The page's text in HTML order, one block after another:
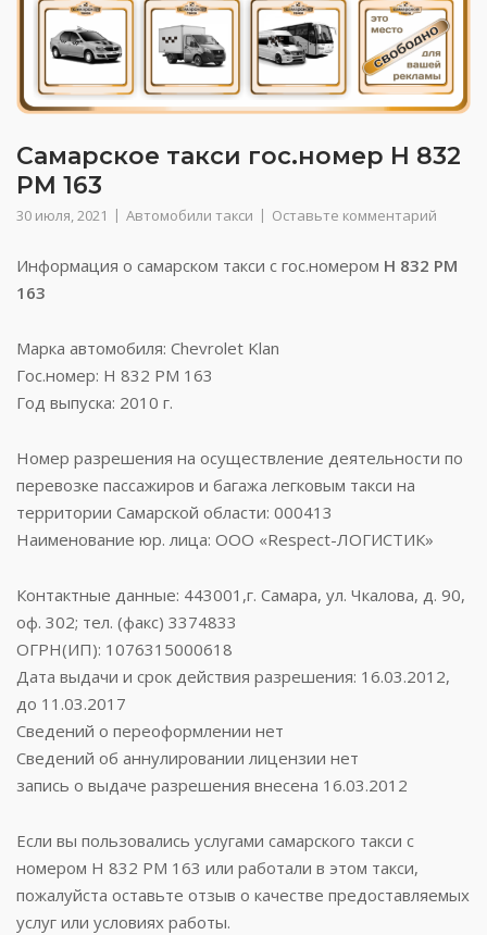
Самарское такси гос.номер Н 832
РМ 163
30 июля, 2021 Автомобили такси Оставьте комментарий
Информация о самарском такси с гос.номером Н 832 РМ
163
Марка автомобиля: Chevrolet Klan
Гос.номер: Н 832 РМ 163
Год выпуска: 2010 г.
Номер разрешения на осуществление деятельности по
перевозке пассажиров и багажа легковым такси на
территории Самарской области: 000413
Наименование юр. лица: ООО «Respect-ЛОГИСТИК»
Контактные данные: 443001,г. Самара, ул. Чкалова, д. 90,
оф. 302; тел. (факс) 3374833
ОГРН(ИП): 1076315000618
Дата выдачи и срок действия разрешения: 16.03.2012,
до 11.03.2017
Сведений о переоформлении нет
Сведений об аннулировании лицензии нет
запись о выдаче разрешения внесена 16.03.2012
Если вы пользовались услугами самарского такси с
номером Н 832 РМ 163 или работали в этом такси,
пожалуйста оставьте отзыв о качестве предоставляемых
услуг или условиях работы.